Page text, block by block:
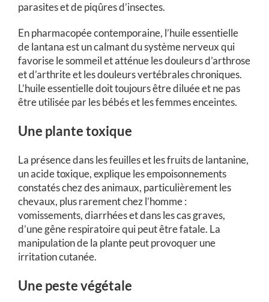
parasites et de piqûres d’insectes.
En pharmacopée contemporaine, l’huile essentielle
de lantana est un calmant du système nerveux qui
favorise le sommeil et atténue les douleurs d’arthrose
et d’arthrite et les douleurs vertébrales chroniques.
L’huile essentielle doit toujours être diluée et ne pas
être utilisée par les bébés et les femmes enceintes.
Une plante toxique
La présence dans les feuilles et les fruits de lantanine,
un acide toxique, explique les empoisonnements
constatés chez des animaux, particulièrement les
chevaux, plus rarement chez l’homme :
vomissements, diarrhées et dans les cas graves,
d’une gêne respiratoire qui peut être fatale. La
manipulation de la plante peut provoquer une
irritation cutanée.
Une peste végétale